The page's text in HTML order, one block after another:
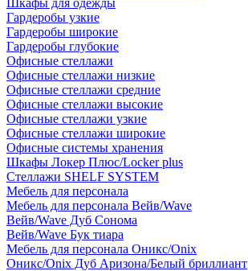
Шкафы для одежды
Гардеробы узкие
Гардеробы широкие
Гардеробы глубокие
Офисные стеллажи
Офисные стеллажи низкие
Офисные стеллажи средние
Офисные стеллажи высокие
Офисные стеллажи узкие
Офисные стеллажи широкие
Офисные системы хранения
Шкафы Локер Плюс/Locker plus
Стеллажи SHELF SYSTEM
Мебель для персонала
Мебель для персонала Вейв/Wave
Вейв/Wave Дуб Сонома
Вейв/Wave Бук тиара
Мебель для персонала Оникс/Onix
Оникс/Onix Дуб Аризона/Белый бриллиант